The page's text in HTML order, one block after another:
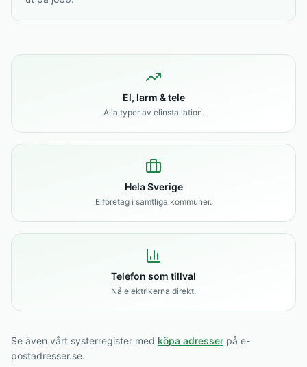
El, larm & tele
Alla typer av elinstallation.
Hela Sverige
Elföretag i samtliga kommuner.
Telefon som tillval
Nå elektrikerna direkt.
Se även vårt systerregister med köpa adresser på e-
postadresser.se.